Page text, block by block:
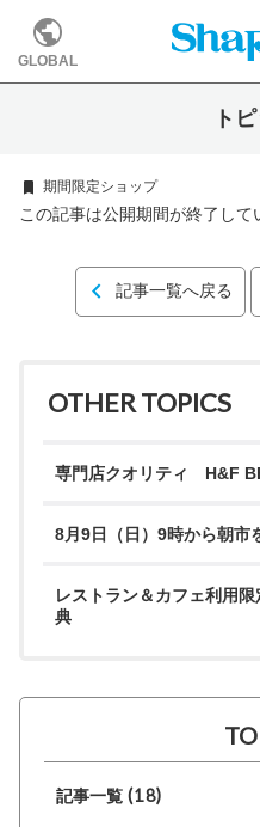
GLOBAL
ト
期間限定ショップ
この記事は公開期間が終了して
記事一覧へ戻る
OTHER TOPICS
専門店クオリティ H&F
8月9日（日）9時から朝市
レストラン＆カフェ利用
典
記事一覧 (18)